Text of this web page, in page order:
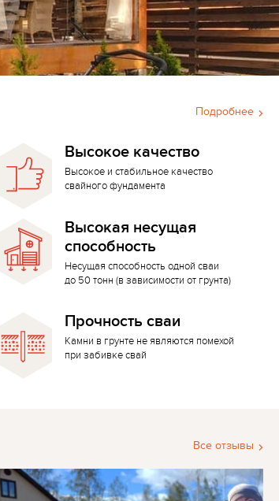
Подробнее
Высокое качество
Высокое и стабильное качество
свайного фундамента
Высокая несущая
способность
Несущая способность одной сваи
до 50 тонн (в зависимости от грунта)
Прочность сваи
Камни в грунте не являются помехой
при забивке свай
Все отзывы